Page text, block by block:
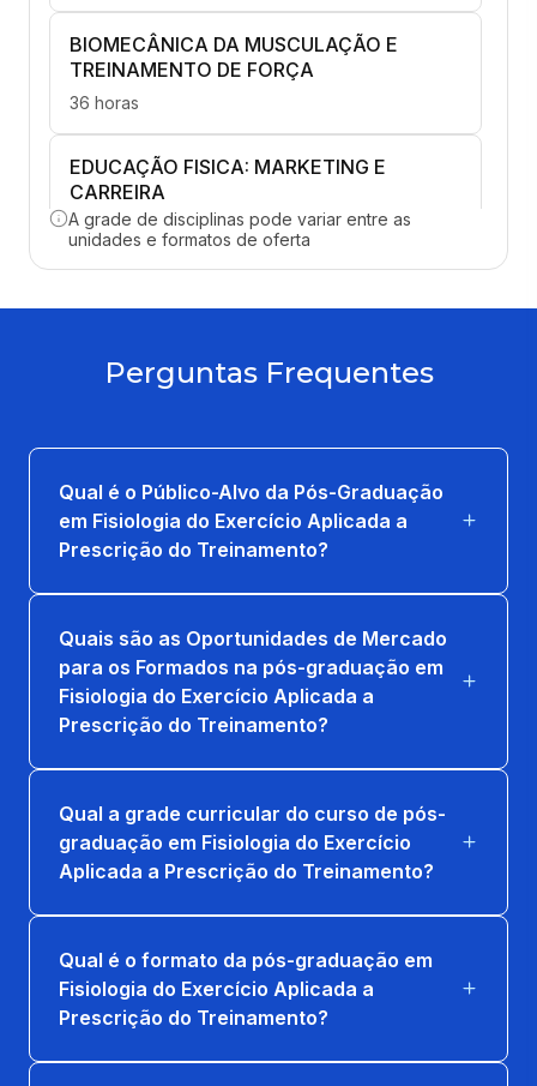
BIOMECÂNICA DA MUSCULAÇÃO E
TREINAMENTO DE FORÇA
36 horas
EDUCAÇÃO FISICA: MARKETING E
CARREIRA
36 horas
PARA RESULTADOS
36 horas
NUTRIÇÃO E SUPLEMENTAÇÃO NO
EXERCICIO FÍSICO
36 horas
PRESCRIÇÃO DE TREINO DE FORÇA E
CARDIORESPIRATÓRIO
36 horas
GRUPOS ESPECIAIS
36 horas
A grade de disciplinas pode variar entre as
unidades e formatos de oferta
Perguntas Frequentes
Qual é o Público-Alvo da Pós-Graduação
em Fisiologia do Exercício Aplicada a
Prescrição do Treinamento?
Quais são as Oportunidades de Mercado
para os Formados na pós-graduação em
Fisiologia do Exercício Aplicada a
Prescrição do Treinamento?
Qual a grade curricular do curso de pós-
graduação em Fisiologia do Exercício
Aplicada a Prescrição do Treinamento?
Qual é o formato da pós-graduação em
Fisiologia do Exercício Aplicada a
Prescrição do Treinamento?